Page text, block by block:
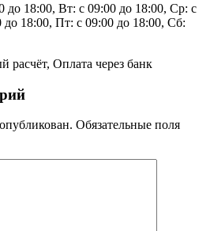
18:00, Вт: с 09:00 до 18:00, Ср: с
до 18:00, Пт: с 09:00 до 18:00, Сб:
Оплата через банк
Обязательные поля